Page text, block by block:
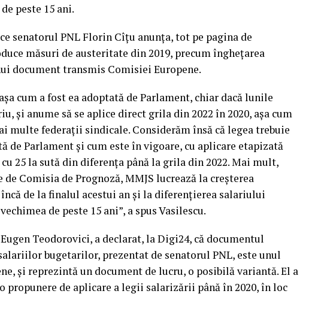
peste 15 ani.
senatorul PNL Florin Cîţu anunţa, tot pe pagina de
măsuri de austeritate din 2019, precum îngheţarea
document transmis Comisiei Europene.
cum a fost ea adoptată de Parlament, chiar dacă lunile
şi anume să se aplice direct grila din 2022 în 2020, aşa cum
multe federaţii sindicale. Considerăm însă că legea trebuie
de Parlament şi cum este în vigoare, cu aplicare etapizată
25 la sută din diferenţa până la grila din 2022. Mai mult,
Comisia de Prognoză, MMJS lucrează la creşterea
de la finalul acestui an şi la diferenţierea salariului
de peste 15 ani”, a spus Vasilescu.
Teodorovici, a declarat, la Digi24, că documentul
bugetarilor, prezentat de senatorul PNL, este unul
şi reprezintă un document de lucru, o posibilă variantă. El a
propunere de aplicare a legii salarizării până în 2020, în loc